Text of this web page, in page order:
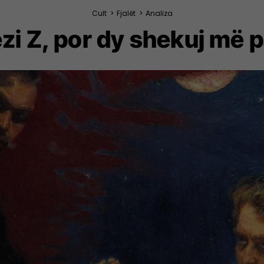
Cult > Fjalët > Analiza
Z, por dy shekuj më